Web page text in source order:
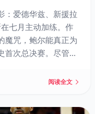
：爱德华兹、新援拉
七月主动加练。作
魔咒，鲍尔能真正为
首次总决赛。尽管伤
阅读全文